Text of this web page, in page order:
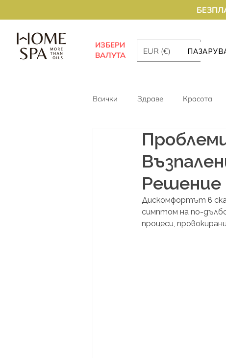
ИЗБЕРИ
ВАЛУТА
EUR (€)
Всички Здраве Красота
Решение
Дискомфортът в
симптом на по-
процеси,